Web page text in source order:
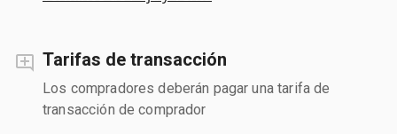
Tarifas de transacción
Los compradores deberán pagar una tarifa de
transacción de comprador